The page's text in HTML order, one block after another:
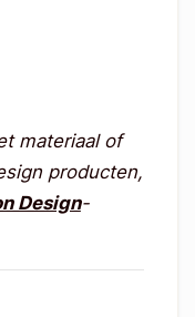
materiaal of
producten,
Design-